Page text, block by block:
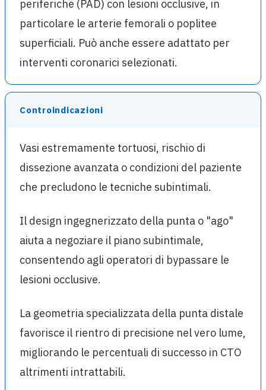
periferiche (PAD) con lesioni occlusive, in
particolare le arterie femorali o poplitee
superficiali. Può anche essere adattato per
interventi coronarici selezionati.
Controindicazioni
Vasi estremamente tortuosi, rischio di
dissezione avanzata o condizioni del paziente
che precludono le tecniche subintimali.
Il design ingegnerizzato della punta o "ago"
aiuta a negoziare il piano subintimale,
consentendo agli operatori di bypassare le
lesioni occlusive.
La geometria specializzata della punta distale
favorisce il rientro di precisione nel vero lume,
migliorando le percentuali di successo in CTO
altrimenti intrattabili.